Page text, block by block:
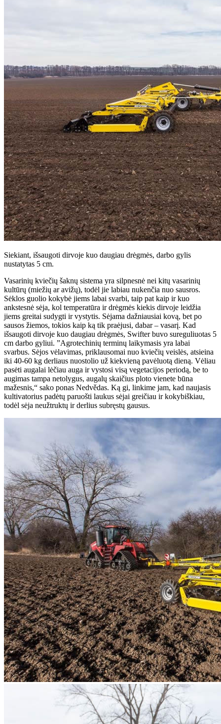
Siekiant, išsaugoti dirvoje kuo daugiau drėgmės, darbo gylis
nustatytas 5 cm.
Vasarinių kviečių šaknų sistema yra silpnesnė nei kitų vasarinių
kultūrų (miežių ar avižų), todėl jie labiau nukenčia nuo sausros.
Sėklos guolio kokybė jiems labai svarbi, taip pat kaip ir kuo
ankstesnė sėja, kol temperatūra ir drėgmės kiekis dirvoje leidžia
jiems greitai sudygti ir vystytis. Sėjama dažniausiai kovą, bet po
sausos žiemos, tokios kaip ką tik praėjusi, dabar – vasarį. Kad
išsaugoti dirvoje kuo daugiau drėgmės, Swifter buvo sureguliuotas 5
cm darbo gyliui. ”Agrotechinių terminų laikymasis yra labai
svarbus. Sėjos vėlavimas, priklausomai nuo kviečių veislės, atsieina
iki 40-60 kg derliaus nuostolio už kiekvieną pavėluotą dieną. Vėliau
pasėti augalai lėčiau auga ir vystosi visą vegetacijos periodą, be to
augimas tampa netolygus, augalų skaičius ploto vienete būna
mažesnis,“ sako ponas Nedvědas. Ką gi, linkime jam, kad naujasis
kultivatorius padėtų paruošti laukus sėjai greičiau ir kokybiškiau,
todėl sėja neužtruktų ir derlius subręstų gausus.